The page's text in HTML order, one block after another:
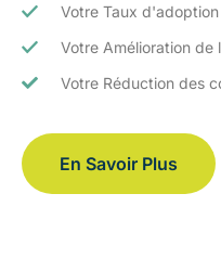
Votre Taux
Votre Amélioration
Votre Réduction des
En Savoir Plus